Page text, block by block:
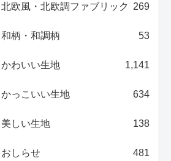
北欧風・北欧調ファブリック 269
和柄・和調柄 53
かわいい生地 1,141
かっこいい生地 634
美しい生地 138
おしらせ 481